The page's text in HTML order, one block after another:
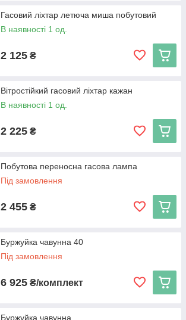
Гасовий ліхтар летюча миша побутовий
В наявності 1 од.
2 125 ₴
Вітростійкий гасовий ліхтар кажан
В наявності 1 од.
2 225 ₴
Побутова переносна гасова лампа
Під замовлення
2 455 ₴
Буржуйка чавунна 40
Під замовлення
6 925 ₴/комплект
Буржуйка чавунна